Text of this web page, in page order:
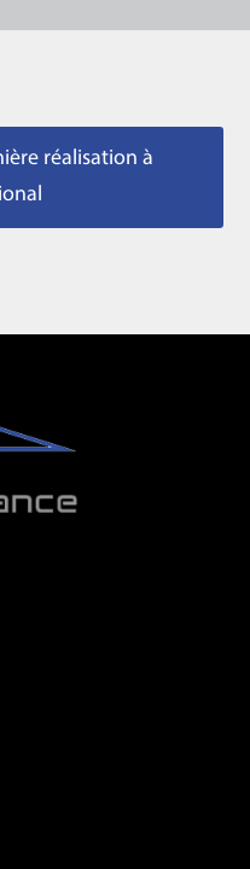
réalisation à